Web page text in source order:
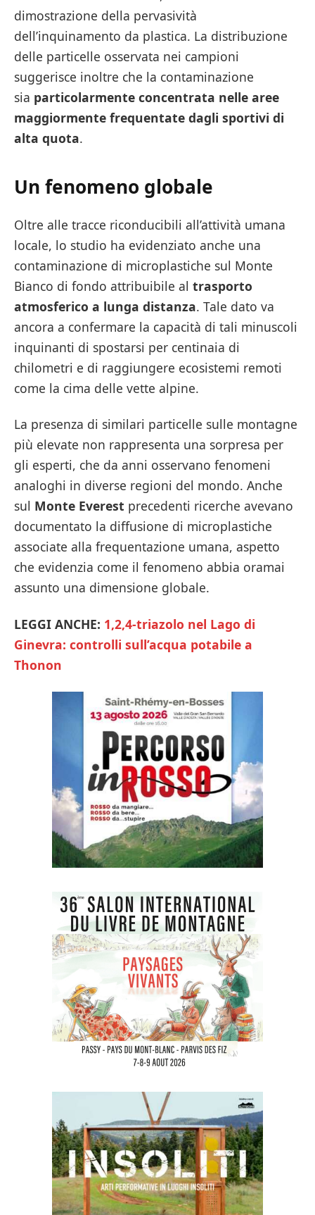
dimostrazione della pervasività
dell’inquinamento da plastica. La distribuzione
delle particelle osservata nei campioni
suggerisce inoltre che la contaminazione
sia particolarmente concentrata nelle aree
maggiormente frequentate dagli sportivi di
alta quota.
Un fenomeno globale
Oltre alle tracce riconducibili all’attività umana
locale, lo studio ha evidenziato anche una
contaminazione di microplastiche sul Monte
Bianco di fondo attribuibile al trasporto
atmosferico a lunga distanza. Tale dato va
ancora a confermare la capacità di tali minuscoli
inquinanti di spostarsi per centinaia di
chilometri e di raggiungere ecosistemi remoti
come la cima delle vette alpine.
La presenza di similari particelle sulle montagne
più elevate non rappresenta una sorpresa per
gli esperti, che da anni osservano fenomeni
analoghi in diverse regioni del mondo. Anche
sul Monte Everest precedenti ricerche avevano
documentato la diffusione di microplastiche
associate alla frequentazione umana, aspetto
che evidenzia come il fenomeno abbia oramai
assunto una dimensione globale.
LEGGI ANCHE: 1,2,4-triazolo nel Lago di
Ginevra: controlli sull’acqua potabile a
Thonon